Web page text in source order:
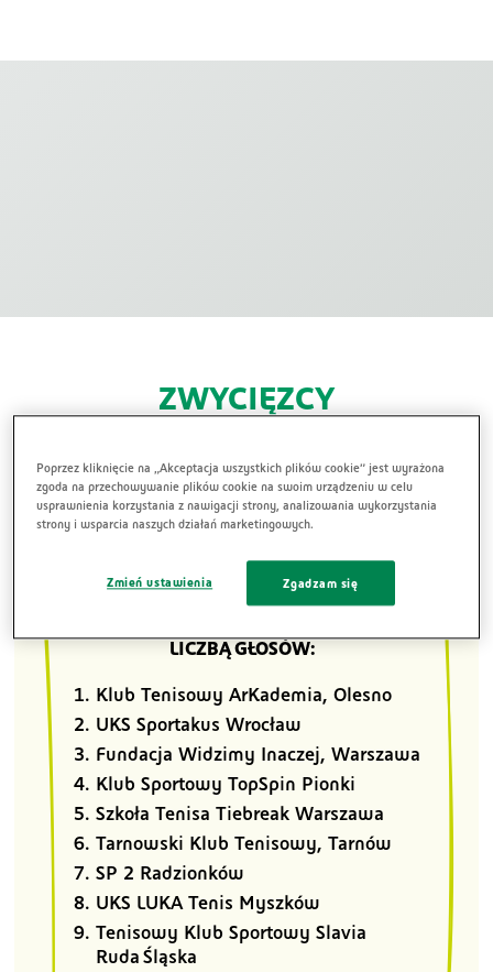
ZWYCIĘZCY
którzy otrzymają od nas nagrody. Zwycięskimi
klubami zostały:
LICZBĄ GŁOSÓW:
Klub Tenisowy ArKademia, Olesno
UKS Sportakus Wrocław
Fundacja Widzimy Inaczej, Warszawa
Klub Sportowy TopSpin Pionki
Szkoła Tenisa Tiebreak Warszawa
Tarnowski Klub Tenisowy, Tarnów
SP 2 Radzionków
UKS LUKA Tenis Myszków
Tenisowy Klub Sportowy Slavia
Ruda Śląska
Poprzez kliknięcie na „Akceptacja wszystkich plików cookie” jest wyrażona
zgoda na przechowywanie plików cookie na swoim urządzeniu w celu
usprawnienia korzystania z nawigacji strony, analizowania wykorzystania
strony i wsparcia naszych działań marketingowych.
Zmień ustawienia Zgadzam się